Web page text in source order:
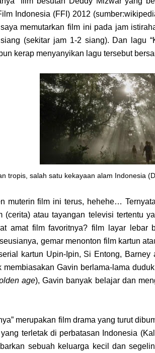
Indonesia (FFI) 2012 (sumber:
memutarkan film ini pada jam
(sekitar jam 1-2 siang). Dan lagu
kerap menyanyikan lagu tersebut
tropis, salah satu kekayaan alam Indonesia
muterin film ini terus, hehehe…
(cerita) atau tayangan televisi tertentu
amat film favoritnya? film layar lebar
gemar menonton film kartun
kartun Upin-Ipin, Si Entong,
membiasakan Gavin berlama-lama
age), Gavin banyak belajar dan
merupakan film drama yang turut
terletak di perbatasan Indonesia
sebuah keluarga kecil dan